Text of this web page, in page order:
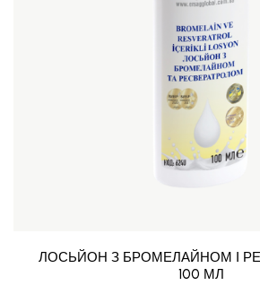
ЛОСЬЙОН З БРОМЕЛАЙНОМ І
100 МЛ